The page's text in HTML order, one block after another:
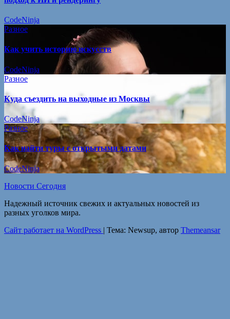
CodeNinja
Разное
Как учить историю искусств
CodeNinja
Разное
Куда съездить на выходные из Москвы
CodeNinja
Разное
Как найти туры с открытыми датами
CodeNinja
Новости Сегодня
Надежный источник свежих и актуальных новостей из
разных уголков мира.
Сайт работает на WordPress | Тема: Newsup, автор Themeansar